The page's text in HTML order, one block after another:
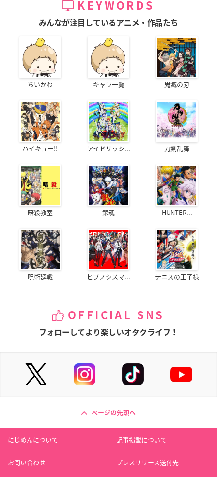
KEYWORDS
みんなが注目しているアニメ・作品たち
ちいかわ キャラ一覧 鬼滅の刃
ハイキュー!! アイドリッシ... 刀剣乱舞
暗殺教室 銀魂 HUNTER...
呪術廻戦 ヒプノシスマ... テニスの王子様
OFFICIAL SNS
フォローしてより楽しいオタクライフ！
ページの先頭へ
にじめんについて 記事掲載について
お問い合わせ プレスリリース送付先